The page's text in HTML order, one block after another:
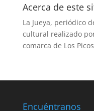
Acerca de este
La Jueya, periódico
cultural realizado
comarca de Los
Encuéntranos